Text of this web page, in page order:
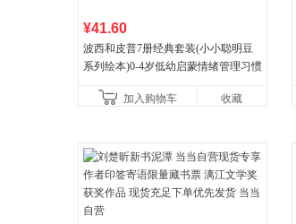
¥41.60
波西和皮普7册经典套装(小小聪明豆
系列绘本)0-4岁低幼启蒙情绪管理习惯
养好品质，发现快
加入购物车 收藏